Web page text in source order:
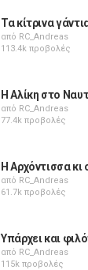
Τα κίτρινα
από RC_Andreas
113.4k προβολές
Η Αλίκη στο
από RC_Andreas
77.4k προβολές
Η Αρχόντισσα κι
από RC_Andreas
61.7k προβολές
Υπάρχει και
από RC_Andreas
115k προβολές